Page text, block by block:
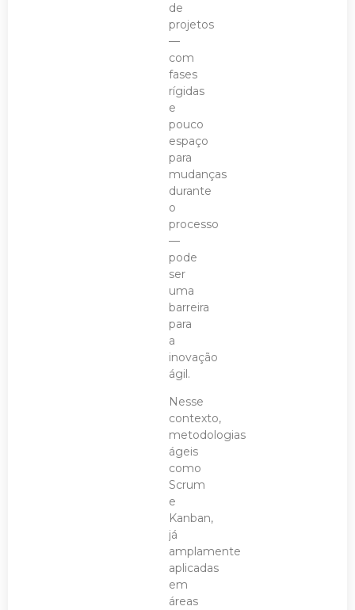
de
projetos
—
com
fases
rígidas
e
pouco
espaço
para
mudanças
durante
o
processo
—
pode
ser
uma
barreira
para
a
inovação
ágil.
Nesse
contexto,
metodologias
ágeis
como
Scrum
e
Kanban,
já
amplamente
aplicadas
em
áreas